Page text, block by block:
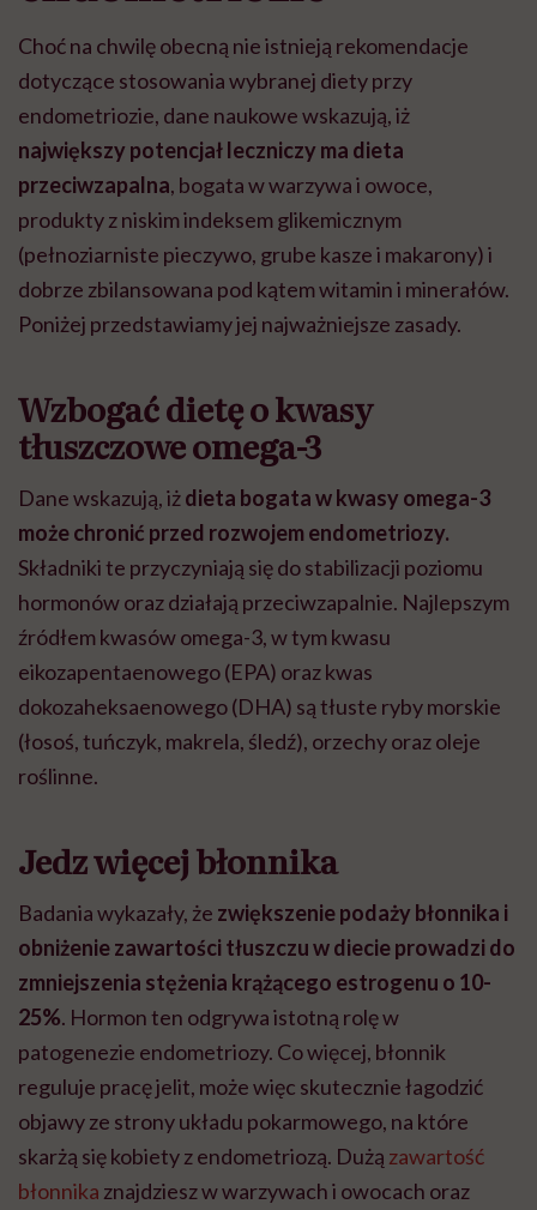
Choć na chwilę obecną nie istnieją rekomendacje
dotyczące stosowania wybranej diety przy
endometriozie, dane naukowe wskazują, iż
największy potencjał leczniczy ma dieta
przeciwzapalna, bogata w warzywa i owoce,
produkty z niskim indeksem glikemicznym
(pełnoziarniste pieczywo, grube kasze i makarony) i
dobrze zbilansowana pod kątem witamin i minerałów.
Poniżej przedstawiamy jej najważniejsze zasady.
Wzbogać dietę o kwasy
tłuszczowe omega-3
Dane wskazują, iżdieta bogata w kwasy omega-3
może chronić przed rozwojem endometriozy.
Składniki te przyczyniają się do stabilizacji poziomu
hormonów oraz działają przeciwzapalnie. Najlepszym
źródłem kwasów omega-3, w tym kwasu
eikozapentaenowego (EPA) oraz kwas
dokozaheksaenowego (DHA) są tłuste ryby morskie
(łosoś, tuńczyk, makrela, śledź), orzechy oraz oleje
roślinne.
Jedz więcej błonnika
Badania wykazały, że zwiększenie podaży błonnika i
obniżenie zawartości tłuszczu w diecie prowadzi do
zmniejszenia stężenia krążącego estrogenu o 10-
25%. Hormon ten odgrywa istotną rolę w
patogenezie endometriozy. Co więcej, błonnik
reguluje pracę jelit, może więc skutecznie łagodzić
objawy ze strony układu pokarmowego, na które
skarżą się kobiety z endometriozą. Dużą zawartość
błonnika znajdziesz w warzywach i owocach oraz